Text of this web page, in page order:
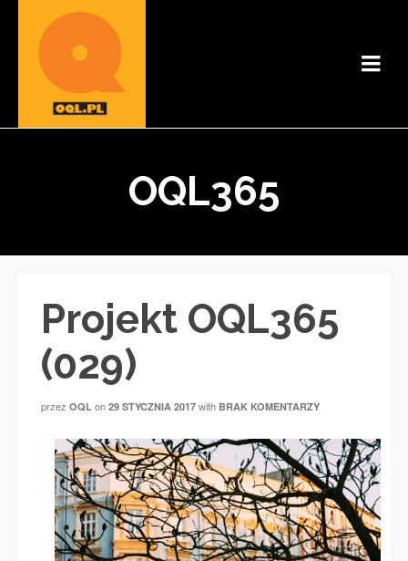
OQL365
Projekt OQL365
(029)
przez OQL on 29 STYCZNIA 2017 with BRAK KOMENTARZY